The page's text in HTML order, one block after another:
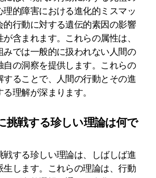
を駆動する根本的な動機を理解
ます。
研究に見られる稀な属
か？
理的障害における進化的ミスマッ
的行動に対する遺伝的素因の影響
が含まれます。これらの属性は、
みでは一般的に扱われない人間の
自の洞察を提供します。これらの